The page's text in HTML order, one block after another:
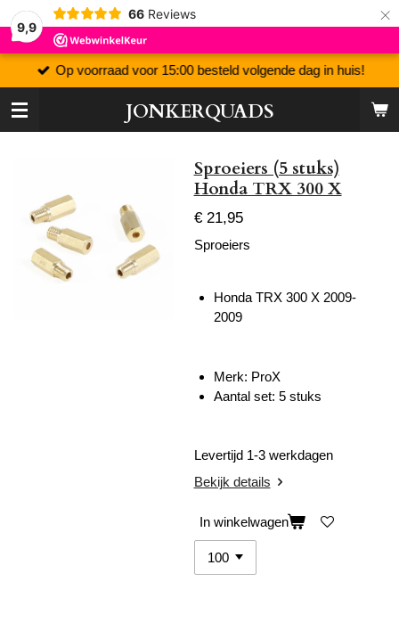
9,9
66 Reviews ×
JONKERQUADS
Op voorraad voor 15:00 besteld volgende dag in huis!
Sproeiers (5 stuks)
Honda TRX 300 X
€ 21,95
Sproeiers
Honda TRX 300 X 2009-
2009
Merk: ProX
Aantal set: 5 stuks
Levertijd 1-3 werkdagen
Bekijk details
In winkelwagen